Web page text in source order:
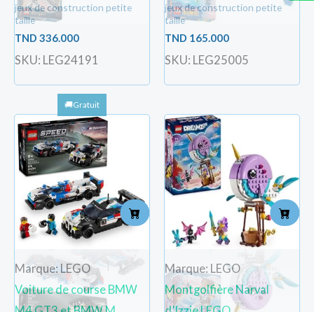
jeux de construction petite
taille
TND 336.000
SKU: LEG24191
jeux de construction petite
taille
TND 165.000
SKU: LEG25005
Marque: LEGO
Voiture de course BMW
Marque: LEGO
Montgolfière Narval